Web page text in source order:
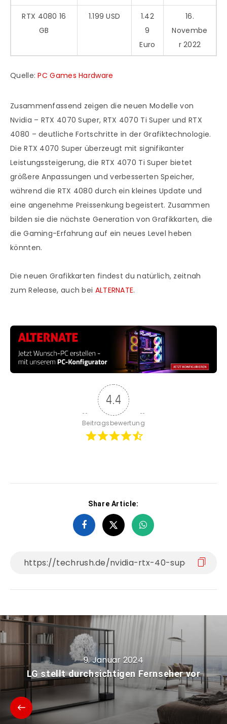
RTX 4080 16
GB
1.199 USD
1.42
9
Euro
16.
Novembe
r 2022
Quelle:PC Games Hardware
Zusammenfassend zeigen die neuen Modelle von
Nvidia – RTX 4070 Super, RTX 4070 Ti Super und RTX
4080 – deutliche Fortschritte in der Grafiktechnologie.
Die RTX 4070 Super überzeugt mit signifikanter
Leistungssteigerung, die RTX 4070 Ti Super bietet
größere Anpassungen und verbesserten Speicher,
während die RTX 4080 durch ein kleines Update und
eine angenehme Preissenkung begeistert. Zusammen
bilden sie die nächste Generation von Grafikkarten, die
die Gaming-Erfahrung auf ein neues Level heben
könnten.
Die neuen Grafikkarten findest du natürlich, zeitnah
zum Release, auch bei ALTERNATE.
4.4
Beitragsbewertung
Share Article:
9. Januar 2024
LG stellt durchsichtigen Fernseher vor